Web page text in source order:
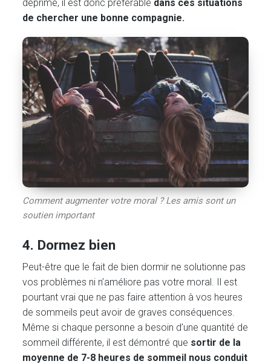
déprimé, il est donc préférable dans ces situations
de chercher une bonne compagnie.
Comment augmenter votre moral ? Les amis sont un
soutien important
4. Dormez bien
Peut-être que le fait de bien dormir ne solutionne pas
vos problèmes ni n’améliore pas votre moral. Il est
pourtant vrai que ne pas faire attention à vos heures
de sommeils peut avoir de graves conséquences.
Même si chaque personne a besoin d’une quantité de
sommeil différente, il est démontré que sortir de la
moyenne de 7-8 heures de sommeil nous conduit